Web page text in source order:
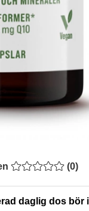
(0)
daglig dos